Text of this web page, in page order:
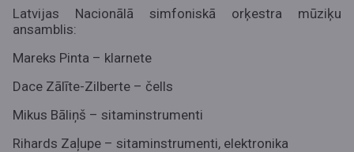
Latvijas Nacionālā simfoniskā orķestra mūziķu
ansamblis:
Mareks Pinta – klarnete
Dace Zālīte-Zilberte – čells
Mikus Bāliņš – sitaminstrumenti
Rihards Zaļupe – sitaminstrumenti, elektronika